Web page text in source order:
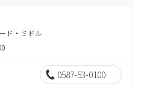
ド・ミドル
0587-53-0100